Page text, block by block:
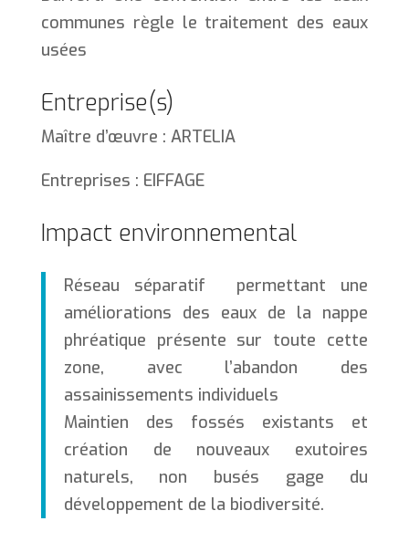
communes règle le traitement des eaux
usées
Entreprise(s)
Maître d’œuvre : ARTELIA
Entreprises : EIFFAGE
Impact environnemental
Réseau séparatif permettant une
améliorations des eaux de la nappe
phréatique présente sur toute cette
zone, avec l’abandon des
assainissements individuels
Maintien des fossés existants et
création de nouveaux exutoires
naturels, non busés gage du
développement de la biodiversité.